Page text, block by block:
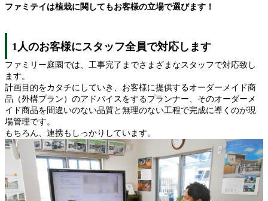
ファミテイは植栽に関してもお客様の立場で選びます！
1人のお客様にスタッフ全員で対応します
ファミリー庭園では、工事完了までさまざまなスタッフで対応致し
ます。
計画目的をカタチにしていき、お客様に提供するオーダーメイド商
品（外構プラン）のアドバイスをするプランナー、そのオーダーメ
イド商品を間違いのない品質と無理のない工程で完成に導くのが現
場管理です。
もちろん、連携もしっかりしています。